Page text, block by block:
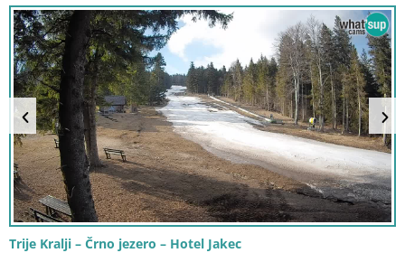
Trije Kralji – Črno jezero – Hotel Jakec